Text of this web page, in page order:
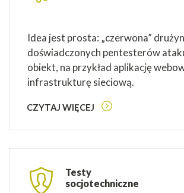
Idea jest prosta: „czerwona”
doświadczonych pentesterów
obiekt, na przykład aplikację
infrastrukturę sieciową.
CZYTAJ WIĘCEJ
Testy
socjotechniczne